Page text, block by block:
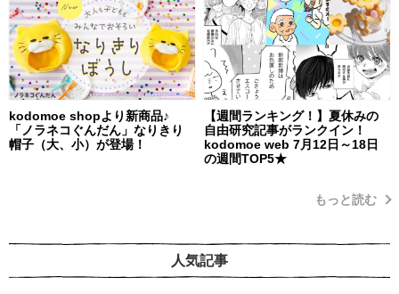
kodomoe shopより新商品♪
「ノラネコぐんだん」なりきり
帽子（大、小）が登場！
【週間ランキング！】夏休みの
自由研究記事がランクイン！
kodomoe web 7月12日～18日
の週間TOP5★
もっと読む
人気記事